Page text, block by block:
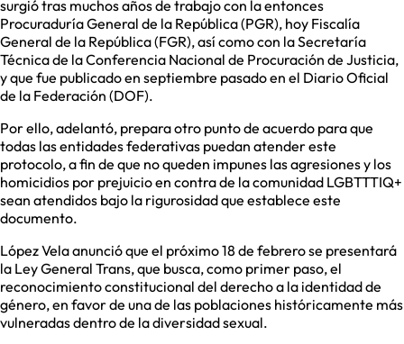
surgió tras muchos años de trabajo con la entonces
Procuraduría General de la República (PGR), hoy Fiscalía
General de la República (FGR), así como con la Secretaría
Técnica de la Conferencia Nacional de Procuración de Justicia,
y que fue publicado en septiembre pasado en el Diario Oficial
de la Federación (DOF).
Por ello, adelantó, prepara otro punto de acuerdo para que
todas las entidades federativas puedan atender este
protocolo, a fin de que no queden impunes las agresiones y los
homicidios por prejuicio en contra de la comunidad LGBTTTIQ+
sean atendidos bajo la rigurosidad que establece este
documento.
López Vela anunció que el próximo 18 de febrero se presentará
la Ley General Trans, que busca, como primer paso, el
reconocimiento constitucional del derecho a la identidad de
género, en favor de una de las poblaciones históricamente más
vulneradas dentro de la diversidad sexual.